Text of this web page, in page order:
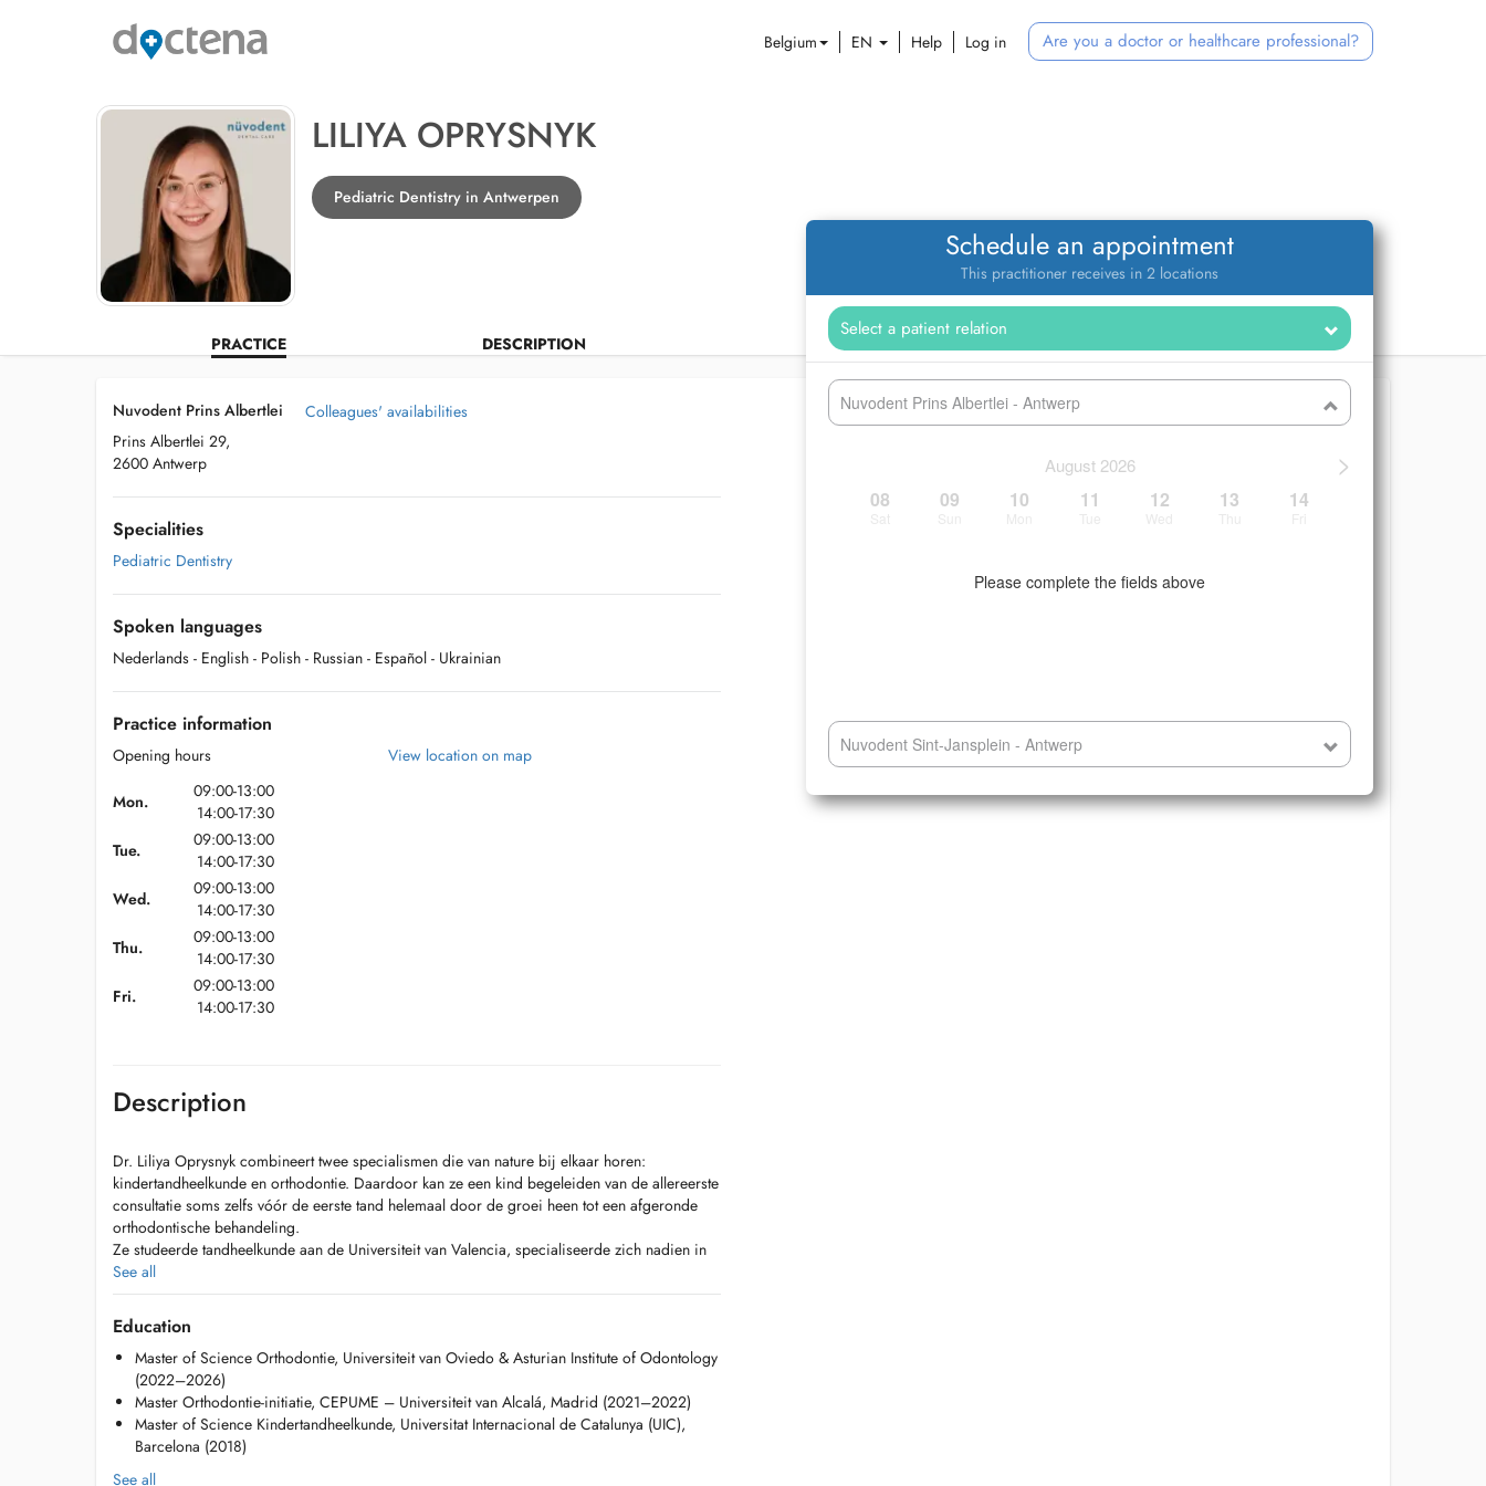
Belgium EN Help Log in Are you a doctor or healthcare professional?
LILIYA OPRYSNYK
Pediatric Dentistry in Antwerpen
PRACTICE DESCRIPTION
Schedule an appointment
This practitioner receives in 2 locations
Nuvodent Prins Albertlei - Antwerp
>
August 2026
08 09 10 11 12 13 14
Please complete the fields above
Nuvodent Sint-Jansplein - Antwerp
Nuvodent Prins Albertlei
Prins Albertlei 29,
2600 Antwerp
Colleagues' availabilities
Specialities
Pediatric Dentistry
Spoken languages
Nederlands - English - Polish - Russian - Español - Ukrainian
Practice information
Opening hours
Mon.
09:00-13:00
14:00-17:30
Tue.
09:00-13:00
14:00-17:30
Wed.
09:00-13:00
14:00-17:30
Thu.
09:00-13:00
14:00-17:30
Fri.
09:00-13:00
14:00-17:30
View location on map
Description
Dr. Liliya Oprysnyk combineert twee specialismen die van nature bij elkaar horen:
kindertandheelkunde en orthodontie. Daardoor kan ze een kind begeleiden van de allereerste
consultatie soms zelfs vóór de eerste tand helemaal door de groei heen tot een afgeronde
orthodontische behandeling.
Ze studeerde tandheelkunde aan de Universiteit van Valencia, specialiseerde zich nadien in
pediatrische tandheelkunde aan de Universitat Internacional de Catalunya (UIC) in Barcelona
en rondt momenteel haar master orthodontie af aan de Universiteit van Oviedo. Naast haar
klinische werk gaf ze van 2018 tot 2020 les aan de UIC en deed ze wetenschappelijk
onderzoek naar gedragsmanagement bij kinderen tijdens tandheelkundige behandelingen.
Dat onderzoek werd gepubliceerd in het European Journal of Paediatric Dentistry (2021).
Haar aanpak is gebaseerd op preventie, geduld en vertrouwen. Ze werkt met bewezen
gedragstechnieken van stapsgewijze gewenning tot afleiding en positieve bekrachtiging om
ook angstige kinderen op hun gemak te stellen. Als moeder begrijpt ze wat ouders
bezighoudt en wat een bezoek aan de tandarts voor een kind kan betekenen.
Voor orthodontische behandelingen werkt ze met beugels en transparante aligners
See all
Education
Master of Science Orthodontie, Universiteit van Oviedo & Asturian Institute of Odontology
(2022–2026)
Master Orthodontie-initiatie, CEPUME – Universiteit van Alcalá, Madrid (2021–2022)
Master of Science Kindertandheelkunde, Universitat Internacional de Catalunya (UIC),
Barcelona (2018)
See all